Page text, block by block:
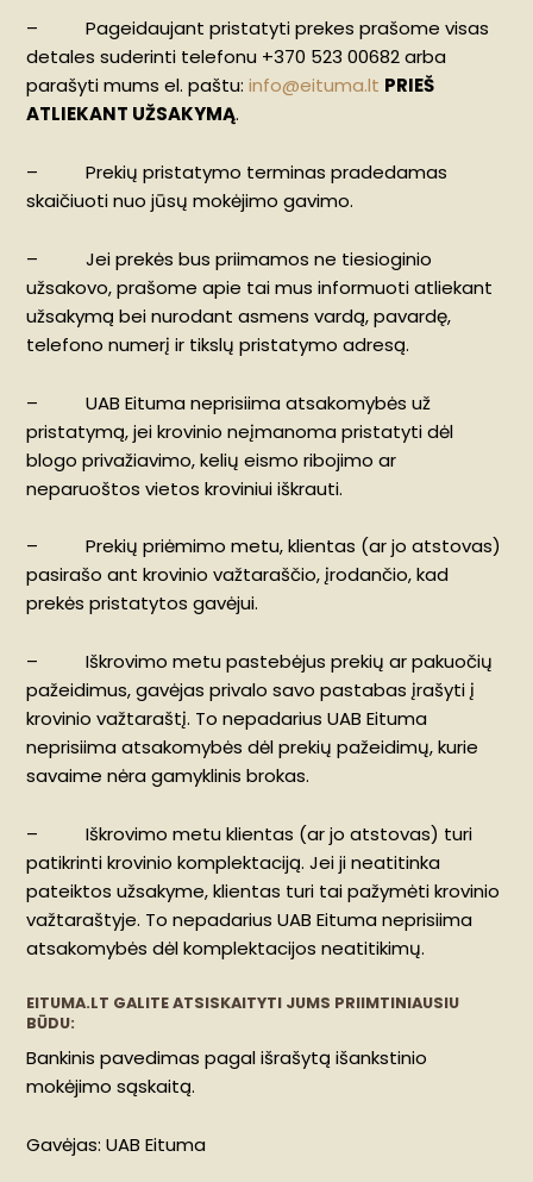
– Pageidaujant pristatyti prekes prašome visas
detales suderinti telefonu +370 523 00682 arba
parašyti mums el. paštu:info@eituma.lt PRIEŠ
ATLIEKANT UŽSAKYMĄ.
– Prekių pristatymo terminas pradedamas
skaičiuoti nuo jūsų mokėjimo gavimo.
– Jei prekės bus priimamos ne tiesioginio
užsakovo, prašome apie tai mus informuoti atliekant
užsakymą bei nurodant asmens vardą, pavardę,
telefono numerį ir tikslų pristatymo adresą.
– UAB Eituma neprisiima atsakomybės už
pristatymą, jei krovinio neįmanoma pristatyti dėl
blogo privažiavimo, kelių eismo ribojimo ar
neparuoštos vietos kroviniui iškrauti.
– Prekių priėmimo metu, klientas (ar jo atstovas)
pasirašo ant krovinio važtaraščio, įrodančio, kad
prekės pristatytos gavėjui.
– Iškrovimo metu pastebėjus prekių ar pakuočių
pažeidimus, gavėjas privalo savo pastabas įrašyti į
krovinio važtaraštį. To nepadarius UAB Eituma
neprisiima atsakomybės dėl prekių pažeidimų, kurie
savaime nėra gamyklinis brokas.
– Iškrovimo metu klientas (ar jo atstovas) turi
patikrinti krovinio komplektaciją. Jei ji neatitinka
pateiktos užsakyme, klientas turi tai pažymėti krovinio
važtaraštyje. To nepadarius UAB Eituma neprisiima
atsakomybės dėl komplektacijos neatitikimų.
EITUMA.LT GALITE ATSISKAITYTI JUMS PRIIMTINIAUSIU
BŪDU:
Bankinis pavedimas pagal išrašytą išankstinio
mokėjimo sąskaitą.
Gavėjas: UAB Eituma